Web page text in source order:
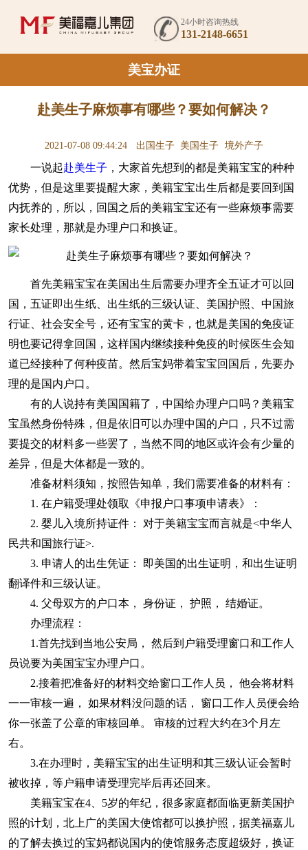
24小时咨询热线
131-2148-6651
美宝办证
赴美生子麻烦事有哪些？要如何解决？
2021-07-08 09:44:24 出国生子 美国生子 境外产子
一说起赴美生子 ，大家首先想到的都是美籍宝宝的种种
优势，但是这里要提醒大家，​美籍宝宝出生后都是要回到国
内抚养的，所以，回国之后的美籍宝宝还有一些麻烦事需要
家长处理，那就是办理户口和换证。
首先美籍宝宝在美国出生后需要办理齐全五证才可以回
国，五证即出生纸、出生纸的三级认证、美国护照、中国旅
行证、社会安全号，还有宝宝的黄卡，也就是美国的免疫证
明也要记得拿回国，这样国内继续接种免疫的时候医生会知
道已经接种了何种疫苗。然后宝妈带着宝宝回国后，先要办
理的是国内户口。
有的人说持有美国国籍了，中国给办理户口吗？美籍宝
宝虽然身份特殊，但是依旧可以办理中国的户口，只不过需
要提交的材料多一些罢了，当然不同的地区或许会有少量的
差异，但是大体都是一致的。
准备材料须知，按照告知单，我们需要准备的材料有：
1. 在户籍受理处领取《申报户口事项申请表》：
2. 婴儿入境所持证件： 对于美籍宝宝而言就是<中华人
民共和国旅行证>.
3. 申请人的出生凭证： 即美国的出生证明，和出生证明
翻译件和三级认证。
4. 父母双方的户口本， 身份证， 护照， 结婚证。
办理流程：
1.首先找到当地公安局， 然后到户籍受理窗口和工作人
员说要为美国宝宝办理户口。
2.接着把准备好的材料交给窗口工作人员， 他会将材料
一一审核一遍， 如果材料没问题的话， 窗口工作人员便会给
你一张盖了公章的审核回单。 审核的过程大约在3个月左
右。
3.在办理时，美籍宝宝的出生证明和其三级认证会暂时
被收掉，等户籍申请受理完毕后再还回来。
美籍宝宝在4、5岁的年纪，很多家庭都面临更新美国护
照的计划，北上广的美国大使馆都可以换护照，据美福嘉儿
的了解去换过的宝妈都说国内的使馆服务态度超级好，换证